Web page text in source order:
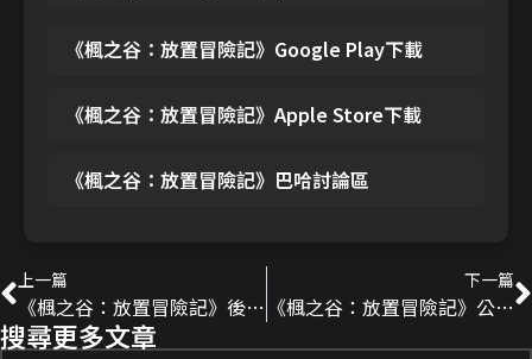
《楓之谷：放置冒險記》Google Play下載
《楓之谷：放置冒險記》Apple Store下載
《楓之谷：放置冒險記》巴哈討論區
上一篇
《楓之谷：放置冒險記》後期成長方向整理｜能力值稀釋與最終傷害選擇
下一篇
《楓之谷：放置冒險記》公會副本、世界Boss攻略｜實用技巧分享！
搜尋更多文章